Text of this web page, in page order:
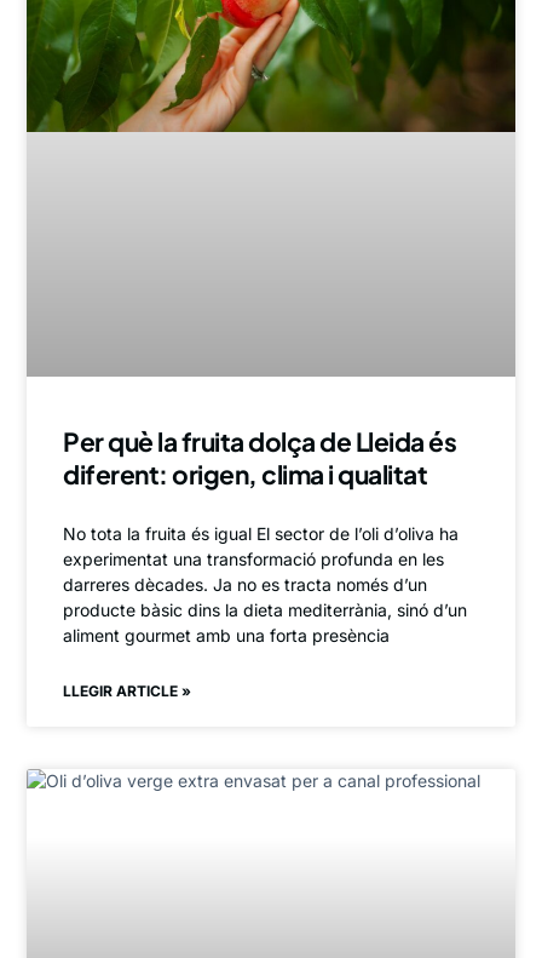
Per què la fruita dolça de Lleida és
diferent: origen, clima i qualitat
No tota la fruita és igual El sector de l’oli d’oliva ha
experimentat una transformació profunda en les
darreres dècades. Ja no es tracta només d’un
producte bàsic dins la dieta mediterrània, sinó d’un
aliment gourmet amb una forta presència
LLEGIR ARTICLE »